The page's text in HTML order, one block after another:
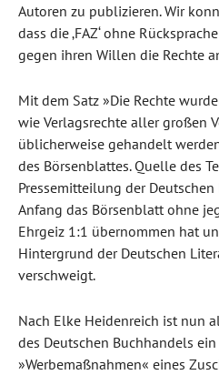
Autoren zu publizieren. Wir
dass die ‚FAZ‘ ohne
gegen ihren Willen die Rechte
Mit dem Satz »Die Rechte
wie Verlagsrechte aller großen
üblicherweise gehandelt
des Börsenblattes. Quelle des
Pressemitteilung der
Anfang das Börsenblatt ohne
Ehrgeiz 1:1 übernommen hat
Hintergrund der Deutschen
verschweigt.
Nach Elke Heidenreich ist nun
des Deutschen Buchhandels
»Werbemaßnahmen« eines